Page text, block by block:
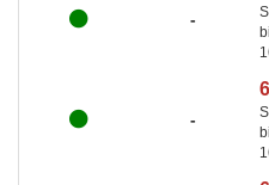
-
-